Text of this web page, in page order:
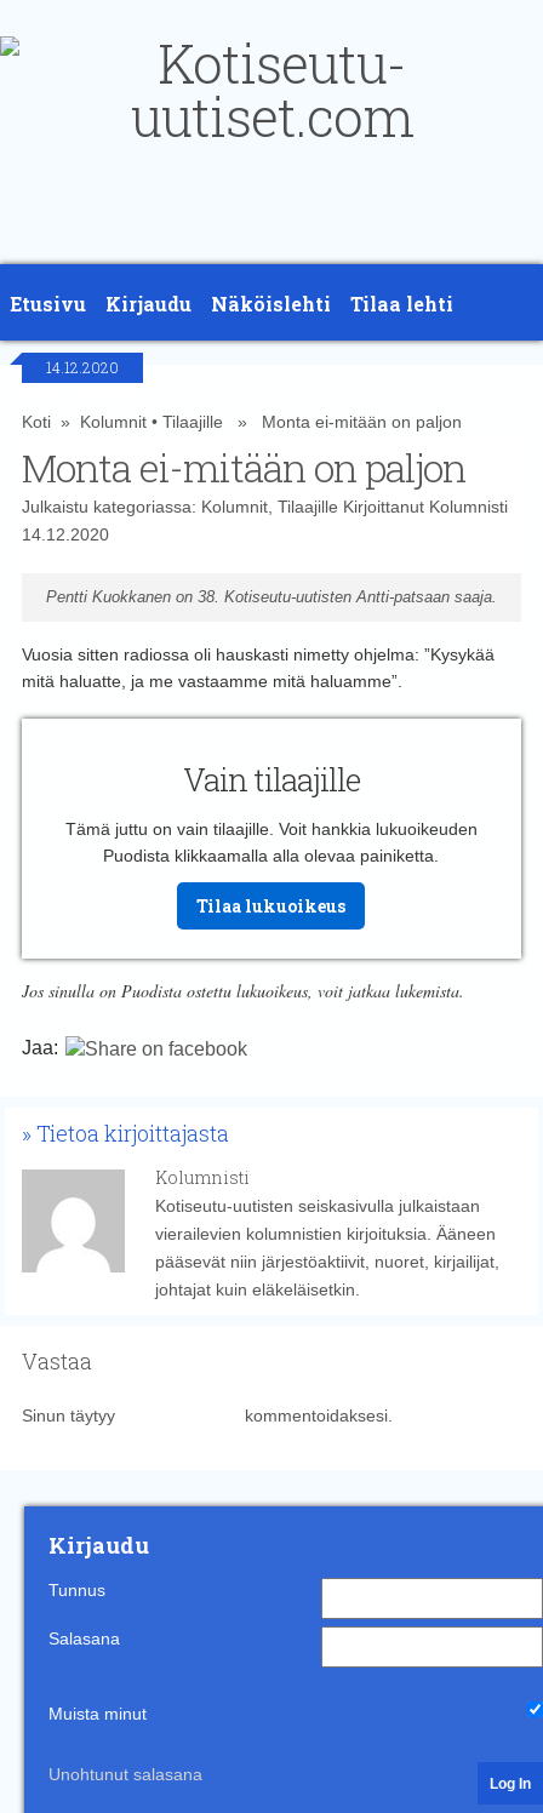
Etusivu Kirjaudu Näköislehti Tilaa lehti
14.12.2020
Koti» Kolumnit• Tilaajille » Monta ei-mitään on paljon
Monta ei-mitään on paljon
Julkaistu kategoriassa: Kolumnit, Tilaajille Kirjoittanut Kolumnisti
14.12.2020
Pentti Kuokkanen on 38. Kotiseutu-uutisten Antti-patsaan saaja.
Vuosia sitten radiossa oli hauskasti nimetty ohjelma: ”Kysykää
mitä haluatte, ja me vastaamme mitä haluamme”.
Vain tilaajille
Tämä juttu on vain tilaajille. Voit hankkia lukuoikeuden
Puodista klikkaamalla alla olevaa painiketta.
Tilaa lukuoikeus
Jos sinulla on Puodista ostettu lukuoikeus, voit jatkaa lukemista.
Jaa:
Tietoa kirjoittajasta
Kolumnisti
Kotiseutu-uutisten seiskasivulla julkaistaan
vierailevien kolumnistien kirjoituksia. Ääneen
pääsevät niin järjestöaktiivit, nuoret, kirjailijat,
johtajat kuin eläkeläisetkin.
Vastaa
Sinun täytyy kommentoidaksesi.
Kirjaudu
Tunnus
Salasana
Muista minut
Unohtunut salasana